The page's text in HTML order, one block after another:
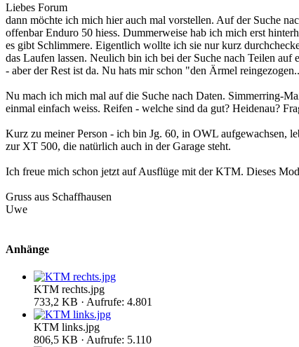
Liebes Forum
dann möchte ich mich hier auch mal vorstellen. Auf der Suche
offenbar Enduro 50 hiess. Dummerweise hab ich mich erst
es gibt Schlimmere. Eigentlich wollte ich sie nur kurz
das Laufen lassen. Neulich bin ich bei der Suche nach Teilen
- aber der Rest ist da. Nu hats mir schon "den Ärmel
Nu mach ich mich mal auf die Suche nach Daten. Simmerring-
einmal einfach weiss. Reifen - welche sind da gut? Heidenau?
Kurz zu meiner Person - ich bin Jg. 60, in OWL aufgewachsen,
zur XT 500, die natürlich auch in der Garage steht.
Ich freue mich schon jetzt auf Ausflüge mit der KTM. Dieses
Gruss aus Schaffhausen
Uwe
Anhänge
KTM rechts.jpg
733,2 KB · Aufrufe: 4.801
KTM links.jpg
806,5 KB · Aufrufe: 5.110